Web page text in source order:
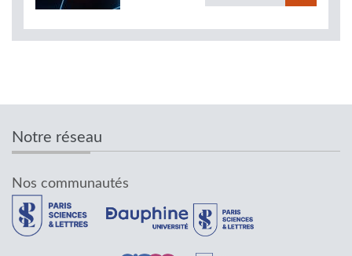
Notre réseau
Nos communautés